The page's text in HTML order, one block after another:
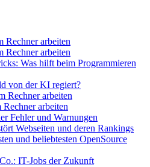
Rechner arbeiten
Rechner arbeiten
Was hilft beim Programmieren
von der KI regiert?
Rechner arbeiten
arbeiten
Fehler und Warnungen
Webseiten und deren Rankings
und beliebtesten OpenSource
IT-Jobs der Zukunft